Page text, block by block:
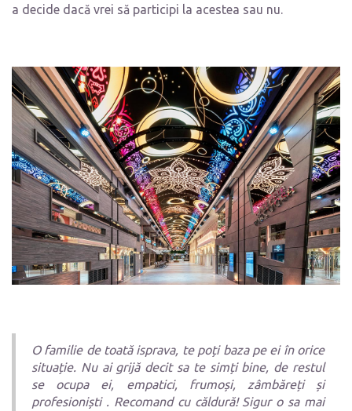
a decide dacă vrei să participi la acestea sau nu.
O familie de toată isprava, te poți baza pe ei în orice
situație. Nu ai grijă decit sa te simți bine, de restul
se ocupa ei, empatici, frumoși, zâmbăreți și
profesioniști . Recomand cu căldură! Sigur o sa mai